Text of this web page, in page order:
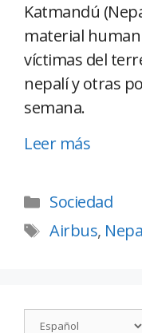
Katmandú
material
víctimas del
nepalí y otras
semana.
Leer más
Sociedad
Airbus,